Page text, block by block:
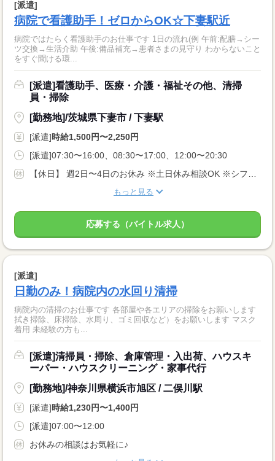
[派遣]
病院で看護助手！ゼロからOK☆下妻駅近
病院ではたらく看護助手のお仕事です 1日の流れ(例 午前:配膳→シー
ツ交換→生活介助 午後:備品補充→患者さまの見守り わからないこと
をすぐ聞ける環...
[派遣]看護助手、医療・介護・福祉その他、清掃
員・掃除
[勤務地]/茨城県下妻市 / 下妻駅
[派遣]時給1,500円〜2,250円
[派遣]07:30〜16:00、08:30〜17:00、12:00〜20:30
もっと見る
応募する（バイトル求人）
[派遣]
日勤のみ！病院内の水回り清掃
病院内の清掃のお仕事です 各部屋や各エリアの掃除をお願いします
拭き掃除、床掃除、水周り、ゴミ回収など）をお願いします マスク
着用 未経験の方も...
[派遣]清掃員・掃除、倉庫管理・入出荷、ハウスキ
ーパー・ハウスクリーニング・家事代行
[勤務地]/神奈川県横浜市旭区 / 二俣川駅
[派遣]時給1,230円〜1,400円
[派遣]07:00〜12:00
お休みの相談はお気軽に♪